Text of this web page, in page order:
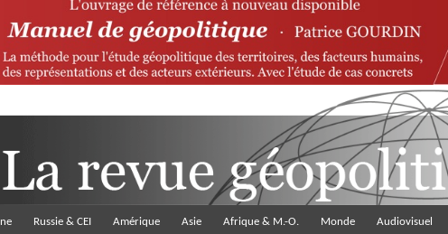
Russie & CEI Amérique Asie Afrique & M.-O. Monde Audiovisuel